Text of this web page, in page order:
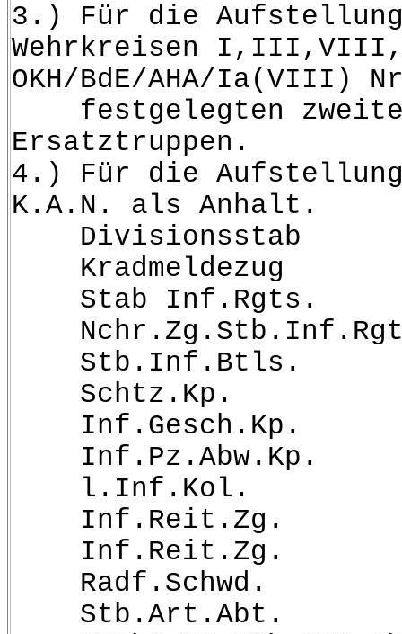
3.) Für die
Wehrkreisen
OKH/BdE/AHA/Ia(VIII)
festgelegten zweiten
Ersatztruppen.
4.) Für die
K.A.N. als Anhalt.
Divisionsstab
Kradmeldezug
Stab Inf.Rgts.
Stb.Inf.Btls.
Schtz.Kp.
Inf.Gesch.Kp.
Inf.Pz.Abw.Kp.
l.Inf.Kol.
Inf.Reit.Zg.
Inf.Reit.Zg.
Radf.Schwd.
Stb.Art.Abt.